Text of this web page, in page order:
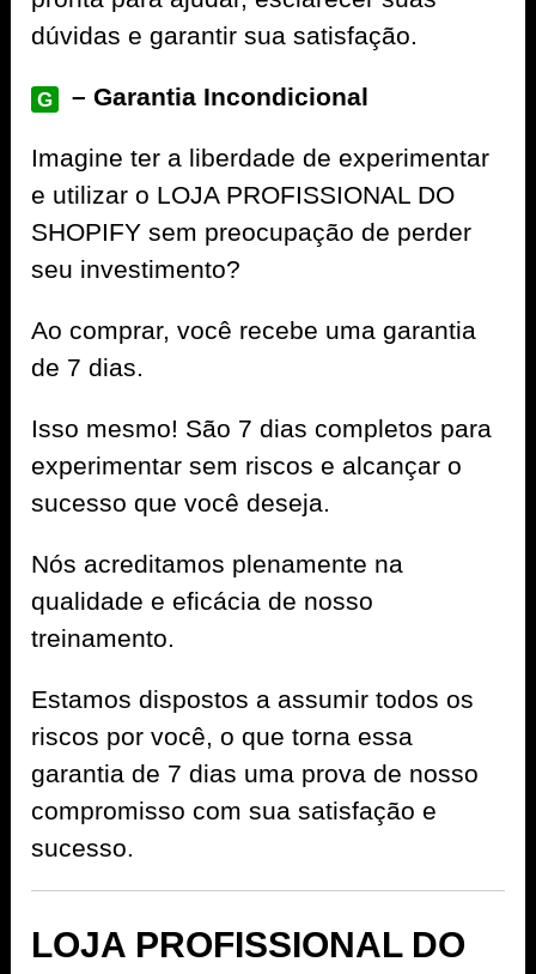
dúvidas e garantir sua satisfação.
G – Garantia Incondicional
Imagine ter a liberdade de experimentar
e utilizar o LOJA PROFISSIONAL DO
SHOPIFY sem preocupação de perder
seu investimento?
Ao comprar, você recebe uma garantia
de 7 dias.
Isso mesmo! São 7 dias completos para
experimentar sem riscos e alcançar o
sucesso que você deseja.
Nós acreditamos plenamente na
qualidade e eficácia de nosso
treinamento.
Estamos dispostos a assumir todos os
riscos por você, o que torna essa
garantia de 7 dias uma prova de nosso
compromisso com sua satisfação e
sucesso.
LOJA PROFISSIONAL DO